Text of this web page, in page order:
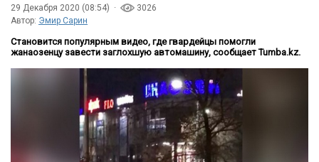
29 Декабря 2020 (08:54) ·
3026
Автор: Эмир Сарин
Становится популярным видео, где гвардейцы помогли
жанаозенцу завести заглохшую автомашину, сообщает Tumba.kz.